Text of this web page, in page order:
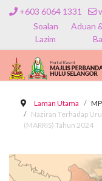
+603 6064 1331
Soalan
Lazim
Aduan
Laman Utama
Naziran Terhadap
(MARRIS) Tahun 2024